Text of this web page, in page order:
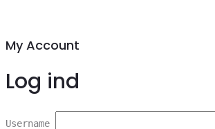
My Account
Log ind
Username